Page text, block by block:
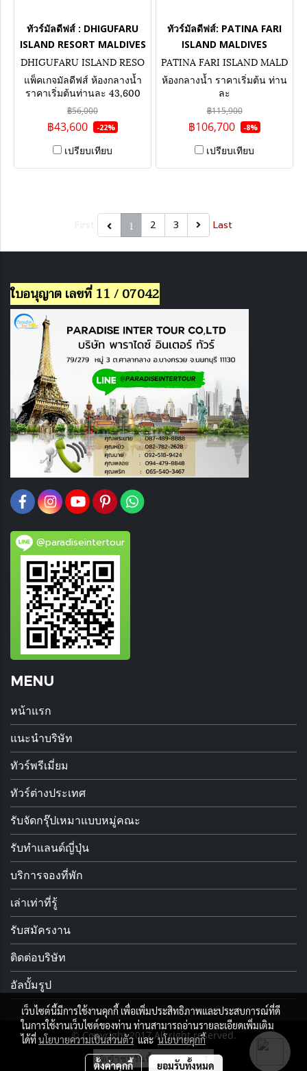
ทัวร์มัลดีฟส์ : DHIGUFARU
ISLAND RESORT MALDIVES
DHIGUFARU ISLAND RESO
RT MALDIVES
แพ็คเกจมัลดีฟส์ ห้องกลางน้ำ
ราคาเริ่มต้นท่านละ 43,600
บาท
฿56,000
฿43,600 -22%
เปรียบเทียบ
ทัวร์มัลดีฟส์: PATINA FARI
ISLAND MALDIVES
PATINA FARI ISLAND MALD
ห้องกลางน้ำ ราคาเริ่มต้น ท่าน
ละ
฿115,900
฿106,700 -8%
เปรียบเทียบ
1 2 3 Last
ใบอนุญาต เลขที่ 11 / 07042
@paradiseintertour
MENU
หน้าแรก
แนะนำบริษัท
ทัวร์พรีเมี่ยม
ทัวร์ต่างประเทศ
รับจัดกรุ๊ปเหมาแบบหมู่คณะ
รับทำแลนด์ญี่ปุ่น
บริการจองที่พัก
เล่าเท่าที่รู้
รับสมัครงาน
ติดต่อบริษัท
อัลบั้มรูป
© Copyright 2017 All right reserved.
ผู้เข้าชมวันนี้
1
เว็บไซต์นี้มีการใช้งานคุกกี้ เพื่อเพิ่มประสิทธิภาพและประสบการณ์ที่ดี
ในการใช้งานเว็บไซต์ของท่าน ท่านสามารถอ่านรายละเอียดเพิ่มเติม
ได้ที่นโยบายความเป็นส่วนตัวและนโยบายคุกกี้
ตั้งค่าคุกกี้ ยอมรับทั้งหมด